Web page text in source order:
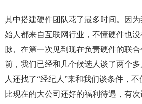
其中搭建硬件团队花了最多时间。因为
始人都来自互联网行业，不懂硬件也没
脉。在第一次见到现在负责硬件的联
前，我们已经和几个候选人谈了两个
人还找了“经纪人”来和我们谈条件，
比现在的大公司还好的福利待遇，有